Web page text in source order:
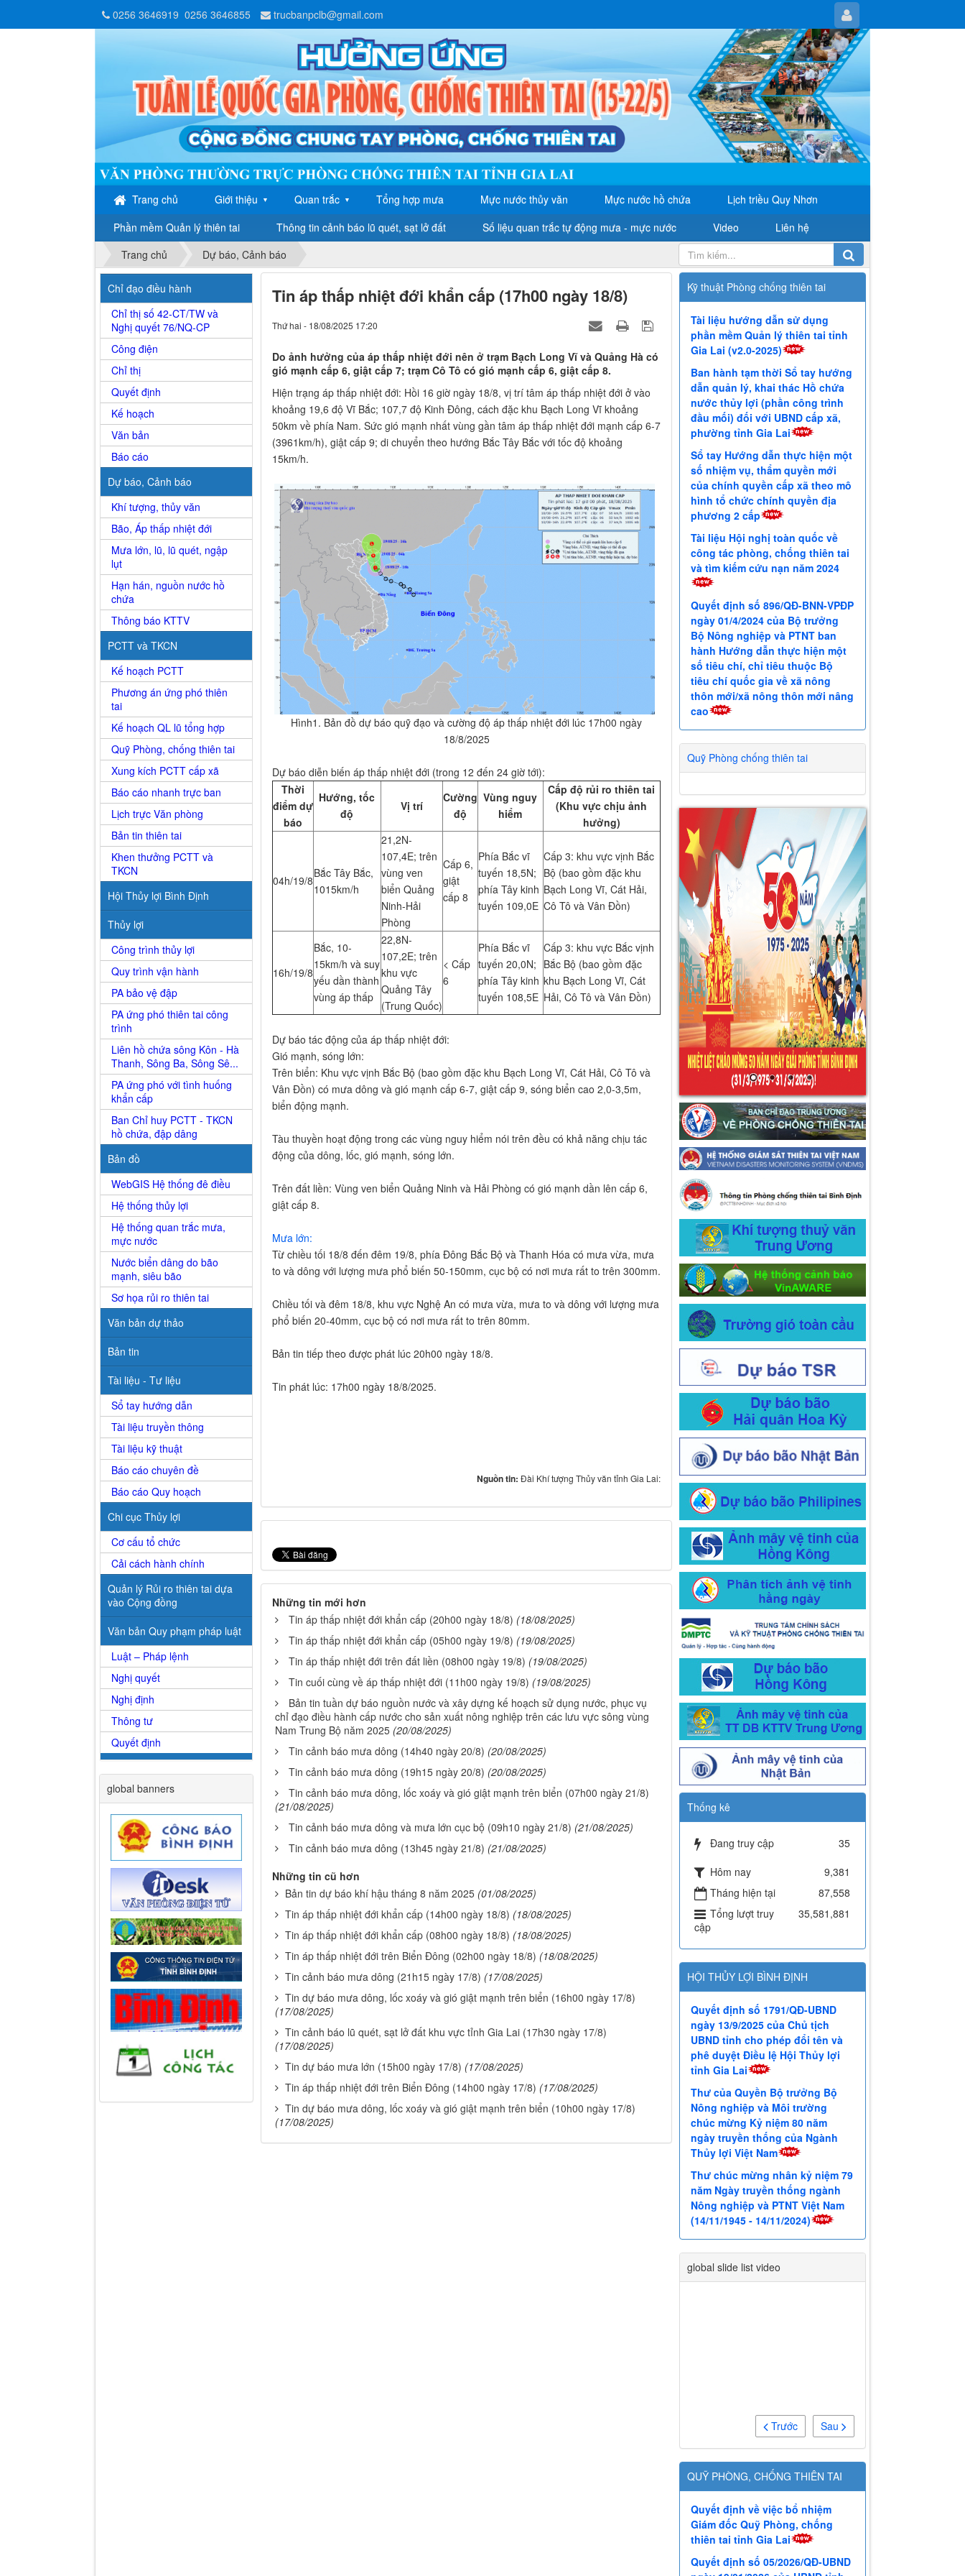
Trang chủ Giới thiệu ▼ Quan trắc ▼ Tổng hợp mưa Mực nước thủy văn Mực nước hồ chứa
Lịch triều Quy Nhơn
Phần mềm Quản lý thiên tai
Thông tin cảnh báo lũ quét, sạt lở đất Số liệu quan trắc tự động mưa - mực nước Video Liên hệ
0256 3646919 0256 3646855 trucbanpclb@gmail.com
Trang chủ Dự báo, Cảnh báo
Tin áp thấp nhiệt đới khẩn cấp (17h00 ngày 18/8)
Thứ hai - 18/08/2025 17:20
Do ảnh hưởng của áp thấp nhiệt đới nên ở trạm Bạch Long Vĩ và Quảng Hà có
gió mạnh cấp 6, giật cấp 7; trạm Cô Tô có gió mạnh cấp 6, giật cấp 8.
Hiện trạng áp thấp nhiệt đới: Hồi 16 giờ ngày 18/8, vị trí tâm áp thấp nhiệt đới ở vào
khoảng 19,6 độ Vĩ Bắc; 107,7 độ Kinh Đông, cách đặc khu Bạch Long Vĩ khoảng
50km về phía Nam. Sức gió mạnh nhất vùng gần tâm áp thấp nhiệt đới mạnh cấp 6-7
(39­61km/h), giật cấp 9; di chuyển theo hướng Bắc Tây Bắc với tốc độ khoảng
15km/h.
Hình1. Bản đồ dự báo quỹ đạo và cường độ áp thấp nhiệt đới lúc 17h00 ngày
18/8/2025
Dự báo diễn biến áp thấp nhiệt đới (trong 12 đến 24 giờ tới):
Thời
điểm dự
báo
Hướng, tốc
độ
Vị trí
Cường
độ
Vùng nguy
hiểm
Cấp độ rủi ro thiên tai
(Khu vực chịu ảnh
hưởng)
04h/19/8
Bắc Tây Bắc,
10­15km/h
21,2N-
107,4E; trên
vùng ven
biển Quảng
Ninh-Hải
Phòng
Cấp 6,
giật
cấp 8
Phía Bắc vĩ
tuyến 18,5N;
phía Tây kinh
tuyến 109,0E
Cấp 3: khu vực vịnh Bắc
Bộ (bao gồm đặc khu
Bạch Long Vĩ, Cát Hải,
Cô Tô và Vân Đồn)
16h/19/8
Bắc, 10­
15km/h và suy
yếu dần thành
vùng áp thấp
22,8N-
107,2E; trên
khu vực
Quảng Tây
(Trung Quốc)
< Cấp
6
Phía Bắc vĩ
tuyến 20,0N;
phía Tây kinh
tuyến 108,5E
Cấp 3: khu vực Bắc vịnh
Bắc Bộ (bao gồm đặc
khu Bạch Long Vĩ, Cát
Hải, Cô Tô và Vân Đồn)
Dự báo tác động của áp thấp nhiệt đới:
Gió mạnh, sóng lớn:
Trên biển: Khu vực vịnh Bắc Bộ (bao gồm đặc khu Bạch Long Vĩ, Cát Hải, Cô Tô và
Vân Đồn) có mưa dông và gió mạnh cấp 6-7, giật cấp 9, sóng biển cao 2,0-3,5m,
biển động mạnh.
Tàu thuyền hoạt động trong các vùng nguy hiểm nói trên đều có khả năng chịu tác
động của dông, lốc, gió mạnh, sóng lớn.
Trên đất liền: Vùng ven biển Quảng Ninh và Hải Phòng có gió mạnh dần lên cấp 6,
giật cấp 8.
Mưa lớn:
Từ chiều tối 18/8 đến đêm 19/8, phía Đông Bắc Bộ và Thanh Hóa có mưa vừa, mưa
to và dông với lượng mưa phổ biến 50-150mm, cục bộ có nơi mưa rất to trên 300mm.
Chiều tối và đêm 18/8, khu vực Nghệ An có mưa vừa, mưa to và dông với lượng mưa
phổ biến 20-40mm, cục bộ có nơi mưa rất to trên 80mm.
Bản tin tiếp theo được phát lúc 20h00 ngày 18/8.
Tin phát lúc: 17h00 ngày 18/8/2025.
Nguồn tin:Đài Khí tượng Thủy văn tỉnh Gia Lai:
Những tin mới hơn
Tin áp thấp nhiệt đới khẩn cấp (20h00 ngày 18/8) (18/08/2025)
Tin áp thấp nhiệt đới khẩn cấp (05h00 ngày 19/8) (19/08/2025)
Tin áp thấp nhiệt đới trên đất liền (08h00 ngày 19/8) (19/08/2025)
Tin cuối cùng về áp thấp nhiệt đới (11h00 ngày 19/8) (19/08/2025)
Bản tin tuần dự báo nguồn nước và xây dựng kế hoạch sử dụng nước, phục vụ
chỉ đạo điều hành cấp nước cho sản xuất nông nghiệp trên các lưu vực sông vùng
Nam Trung Bộ năm 2025 (20/08/2025)
Tin cảnh báo mưa dông (14h40 ngày 20/8) (20/08/2025)
Tin cảnh báo mưa dông (19h15 ngày 20/8) (20/08/2025)
Tin cảnh báo mưa dông, lốc xoáy và gió giật mạnh trên biển (07h00 ngày 21/8)
(21/08/2025)
Tin cảnh báo mưa dông và mưa lớn cục bộ (09h10 ngày 21/8) (21/08/2025)
Tin cảnh báo mưa dông (13h45 ngày 21/8) (21/08/2025)
Những tin cũ hơn
Bản tin dự báo khí hậu tháng 8 năm 2025 (01/08/2025)
Tin áp thấp nhiệt đới khẩn cấp (14h00 ngày 18/8) (18/08/2025)
Tin áp thấp nhiệt đới khẩn cấp (08h00 ngày 18/8) (18/08/2025)
Tin áp thấp nhiệt đới trên Biển Đông (02h00 ngày 18/8) (18/08/2025)
Tin cảnh báo mưa dông (21h15 ngày 17/8) (17/08/2025)
Tin dự báo mưa dông, lốc xoáy và gió giật mạnh trên biển (16h00 ngày 17/8)
(17/08/2025)
Tin cảnh báo lũ quét, sạt lở đất khu vực tỉnh Gia Lai (17h30 ngày 17/8)
(17/08/2025)
Tin dự báo mưa lớn (15h00 ngày 17/8) (17/08/2025)
Tin áp thấp nhiệt đới trên Biển Đông (14h00 ngày 17/8) (17/08/2025)
Tin dự báo mưa dông, lốc xoáy và gió giật mạnh trên biển (10h00 ngày 17/8)
(17/08/2025)
Kỹ thuật Phòng chống thiên tai
Tài liệu hướng dẫn sử dụng
phần mềm Quản lý thiên tai tỉnh
Gia Lai (v2.0-2025)
Ban hành tạm thời Sổ tay hướng
dẫn quản lý, khai thác Hồ chứa
nước thủy lợi (phần công trình
đầu mối) đối với UBND cấp xã,
phường tỉnh Gia Lai
Sổ tay Hướng dẫn thực hiện một
số nhiệm vụ, thẩm quyền mới
của chính quyền cấp xã theo mô
hình tổ chức chính quyền địa
phương 2 cấp
Tài liệu Hội nghị toàn quốc về
công tác phòng, chống thiên tai
và tìm kiếm cứu nạn năm 2024
Quyết định số 896/QĐ-BNN-VPĐP
ngày 01/4/2024 của Bộ trưởng
Bộ Nông nghiệp và PTNT ban
hành Hướng dẫn thực hiện một
số tiêu chí, chỉ tiêu thuộc Bộ
tiêu chí quốc gia về xã nông
thôn mới/xã nông thôn mới nâng
cao
Quỹ Phòng chống thiên tai
Thống kê
Đang truy cập
35
Hôm nay
9,381
Tháng hiện tại
87,558
Tổng lượt truy
cập
35,581,881
HỘI THỦY LỢI BÌNH ĐỊNH
Quyết định số 1791/QĐ-UBND
ngày 13/9/2025 của Chủ tịch
UBND tỉnh cho phép đổi tên và
phê duyệt Điều lệ Hội Thủy lợi
tỉnh Gia Lai
Thư của Quyền Bộ trưởng Bộ
Nông nghiệp và Môi trường
chúc mừng Kỷ niệm 80 năm
ngày truyền thống của Ngành
Thủy lợi Việt Nam
Thư chúc mừng nhân kỷ niệm 79
năm Ngày truyền thống ngành
Nông nghiệp và PTNT Việt Nam
(14/11/1945 - 14/11/2024)
global slide list video
Sau
Trước
QUỸ PHÒNG, CHỐNG THIÊN TAI
Quyết định về việc bổ nhiệm
Giám đốc Quỹ Phòng, chống
thiên tai tỉnh Gia Lai
Quyết định số 05/2026/QĐ-UBND
Chỉ đạo điều hành
Chỉ thị số 42-CT/TW và
Nghị quyết 76/NQ-CP
Công điện
Chỉ thị
Quyết định
Kế hoạch
Văn bản
Báo cáo
Dự báo, Cảnh báo
Khí tượng, thủy văn
Bão, Áp thấp nhiệt đới
Mưa lớn, lũ, lũ quét, ngập
lụt
Hạn hán, nguồn nước hồ
chứa
Thông báo KTTV
PCTT và TKCN
Kế hoạch PCTT
Phương án ứng phó thiên
tai
Kế hoạch QL lũ tổng hợp
Quỹ Phòng, chống thiên tai
Xung kích PCTT cấp xã
Báo cáo nhanh trực ban
Lịch trực Văn phòng
Bản tin thiên tai
Khen thưởng PCTT và
TKCN
Hội Thủy lợi Bình Định
Thủy lợi
Công trình thủy lợi
Quy trình vận hành
PA bảo vệ đập
PA ứng phó thiên tai công
trình
Liên hồ chứa sông Kôn - Hà
Thanh, Sông Ba, Sông Sê...
PA ứng phó với tình huống
khẩn cấp
Ban Chỉ huy PCTT - TKCN
hồ chứa, đập dâng
Bản đồ
WebGIS Hệ thống đê điều
Hệ thống thủy lợi
Hệ thống quan trắc mưa,
mực nước
Nước biển dâng do bão
mạnh, siêu bão
Sơ họa rủi ro thiên tai
Văn bản dự thảo
Bản tin
Tài liệu - Tư liệu
Sổ tay hướng dẫn
Tài liệu truyền thông
Tài liệu kỹ thuật
Báo cáo chuyên đề
Báo cáo Quy hoạch
Chi cục Thủy lợi
Cơ cấu tổ chức
Cải cách hành chính
Quản lý Rủi ro thiên tai dựa
vào Cộng đồng
Văn bản Quy phạm pháp luật
Luật – Pháp lệnh
Nghị quyết
Nghị định
Thông tư
Quyết định
global banners